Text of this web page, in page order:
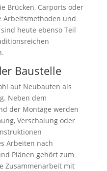
Brücken, Carports oder
Arbeitsmethoden und
heute ebenso Teil
Baustelle
auf Neubauten als
Neben dem
der Montage werden
Verschalung oder
Arbeiten nach
Plänen gehört zum
Zusammenarbeit mit